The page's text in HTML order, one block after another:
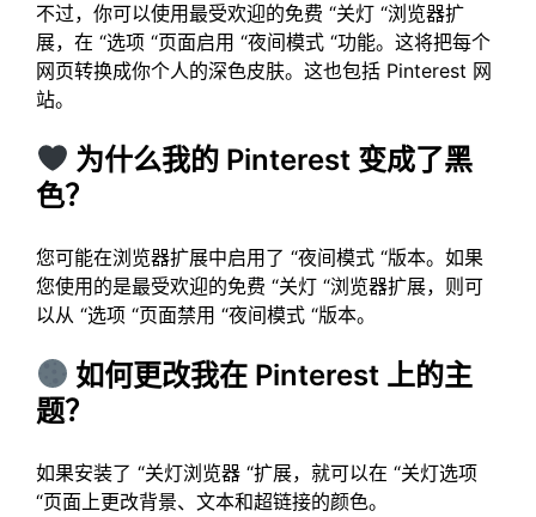
不过，你可以使用最受欢迎的免费 “关灯 “浏览器扩
展，在 “选项 “页面启用 “夜间模式 “功能。这将把每个
网页转换成你个人的深色皮肤。这也包括 Pinterest 网
站。
为什么我的 Pinterest 变成了黑
色？
您可能在浏览器扩展中启用了 “夜间模式 “版本。如果
您使用的是最受欢迎的免费 “关灯 “浏览器扩展，则可
以从 “选项 “页面禁用 “夜间模式 “版本。
如何更改我在 Pinterest 上的主
题？
如果安装了 “关灯浏览器 “扩展，就可以在 “关灯选项
“页面上更改背景、文本和超链接的颜色。